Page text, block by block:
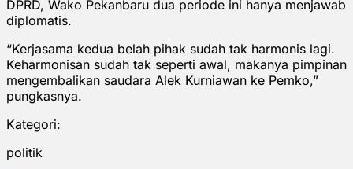
DPRD, Wako Pekanbaru dua periode ini hanya menjawab
diplomatis.
“Kerjasama kedua belah pihak sudah tak harmonis lagi.
Keharmonisan sudah tak seperti awal, makanya pimpinan
mengembalikan saudara Alek Kurniawan ke Pemko,”
pungkasnya.
Kategori:
politik